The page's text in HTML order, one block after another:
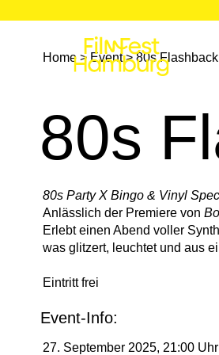
Home >Event >80s Flashback
80s
80s Party X Bingo & Vinyl
Anlässlich der Premiere von
Erlebt einen Abend voller
was glitzert, leuchtet und aus
Eintritt frei
Event-Info:
27. September 2025, 21:00 Uhr